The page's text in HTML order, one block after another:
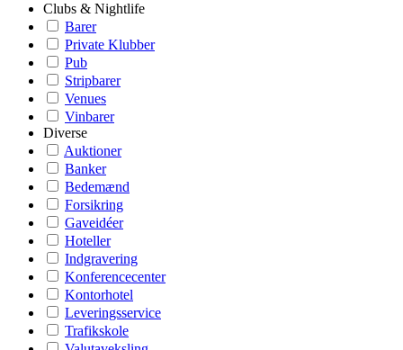
Clubs & Nightlife
Barer
Private Klubber
Pub
Stripbarer
Venues
Vinbarer
Diverse
Auktioner
Banker
Bedemænd
Forsikring
Gaveidéer
Hoteller
Indgravering
Konferencecenter
Kontorhotel
Leveringsservice
Trafikskole